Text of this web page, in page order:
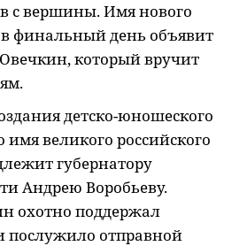
с вершины. Имя нового
в финальный день объявит
который вручит
детско-юношеского
великого российского
губернатору
Андрею Воробьеву.
охотно поддержал
послужило отправной